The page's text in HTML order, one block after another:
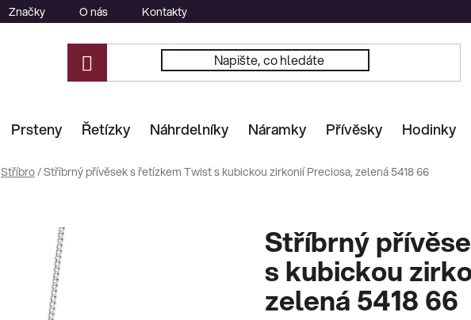
Značky O nás Kontakty
Prsteny Řetízky Náhrdelníky Náramky Přívěsky Hodinky
Stříbro/Stříbrný přívěsek s řetízkem Twist s kubickou zirkonií Preciosa, zelená 5418 66
Stříbrný
s kubickou
zelená 5418 66